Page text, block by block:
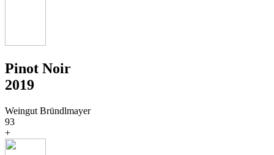
Pinot Noir
2019
Weingut Bründlmayer
93
+